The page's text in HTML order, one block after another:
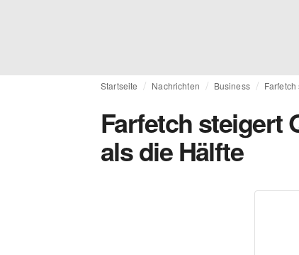
Startseite Nachrichten Business
Farfetch steigert
als die Hälfte